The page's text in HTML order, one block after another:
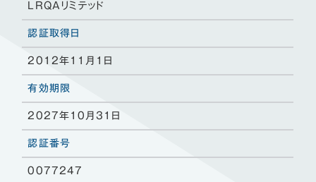
LRQAリミテッド
認証取得日
2012年11月1日
有効期限
2027年10月31日
認証番号
0077247